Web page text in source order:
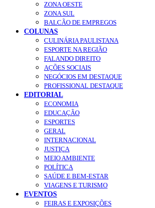
ZONA OESTE
ZONA SUL
BALCÃO DE EMPREGOS
COLUNAS
CULINÁRIA PAULISTANA
ESPORTE NA REGIÃO
FALANDO DIREITO
AÇÕES SOCIAIS
NEGÓCIOS EM DESTAQUE
PROFISSIONAL DESTAQUE
EDITORIAL
ECONOMIA
EDUCAÇÃO
ESPORTES
GERAL
INTERNACIONAL
JUSTIÇA
MEIO AMBIENTE
POLÍTICA
SAÚDE E BEM-ESTAR
VIAGENS E TURISMO
EVENTOS
FEIRAS E EXPOSIÇÕES